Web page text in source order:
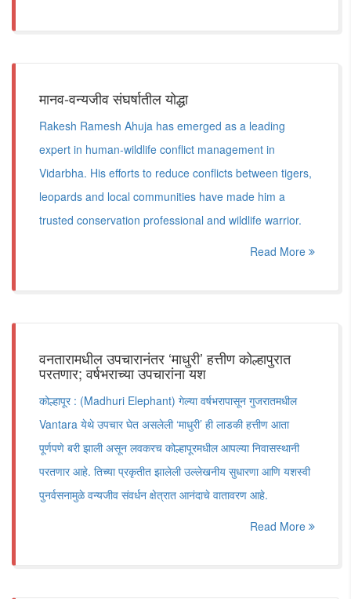
मानव-वन्यजीव संघर्षातील योद्धा
Rakesh Ramesh Ahuja has emerged as a leading
expert in human-wildlife conflict management in
Vidarbha. His efforts to reduce conflicts between tigers,
leopards and local communities have made him a
trusted conservation professional and wildlife warrior.
Read More
वनतारामधील उपचारानंतर ‘माधुरी’ हत्तीण कोल्हापुरात
परतणार; वर्षभराच्या उपचारांना यश
कोल्हापूर : (Madhuri Elephant) गेल्या वर्षभरापासून गुजरातमधील
Vantara येथे उपचार घेत असलेली ‘माधुरी’ ही लाडकी हत्तीण आता
पूर्णपणे बरी झाली असून लवकरच कोल्हापूरमधील आपल्या निवासस्थानी
परतणार आहे. तिच्या प्रकृतीत झालेली उल्लेखनीय सुधारणा आणि यशस्वी
पुनर्वसनामुळे वन्यजीव संवर्धन क्षेत्रात आनंदाचे वातावरण आहे.
Read More